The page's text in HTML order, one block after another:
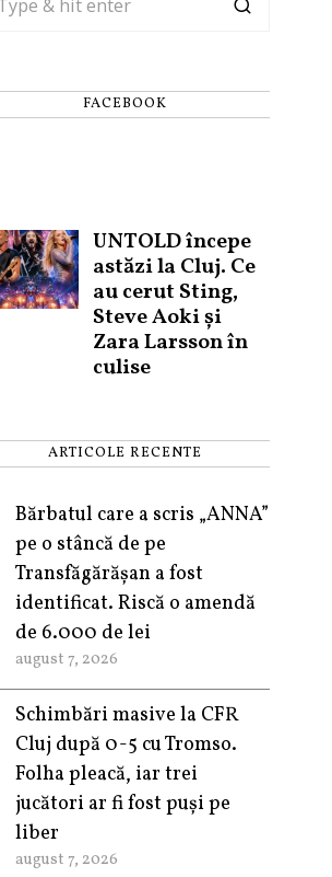
FACEBOOK
UNTOLD începe
astăzi la Cluj. Ce
au cerut Sting,
Steve Aoki și
Zara Larsson în
culise
ARTICOLE RECENTE
Bărbatul care a scris „ANNA”
pe o stâncă de pe
Transfăgărășan a fost
identificat. Riscă o amendă
de 6.000 de lei
august 7, 2026
Schimbări masive la CFR
Cluj după 0-5 cu Tromso.
Folha pleacă, iar trei
jucători ar fi fost puși pe
liber
august 7, 2026